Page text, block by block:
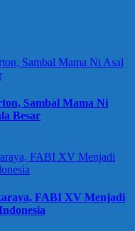
Sambal Mama Ni
Besar
FABI XV Menjadi